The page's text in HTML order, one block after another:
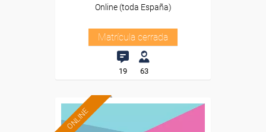
Online (toda España)
Matrícula cerrada
19 63
ONLINE